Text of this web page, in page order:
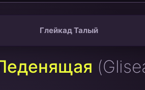
Глейкад Талый